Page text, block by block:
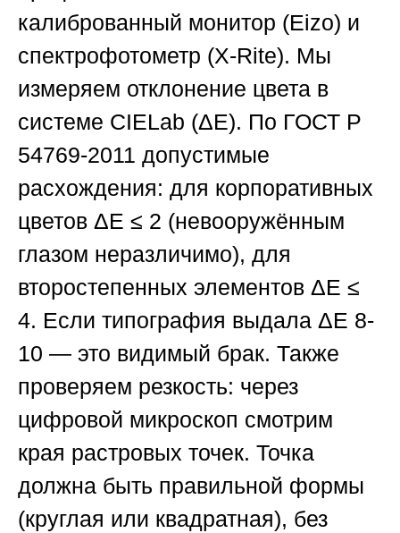
калиброванный монитор (Eizo) и
спектрофотометр (X-Rite). Мы
измеряем отклонение цвета в
системе CIELab (ΔE). По ГОСТ Р
54769-2011 допустимые
расхождения: для корпоративных
цветов ΔE ≤ 2 (невооружённым
глазом неразличимо), для
второстепенных элементов ΔE ≤
4. Если типография выдала ΔE 8-
10 — это видимый брак. Также
проверяем резкость: через
цифровой микроскоп смотрим
края растровых точек. Точка
должна быть правильной формы
(круглая или квадратная), без